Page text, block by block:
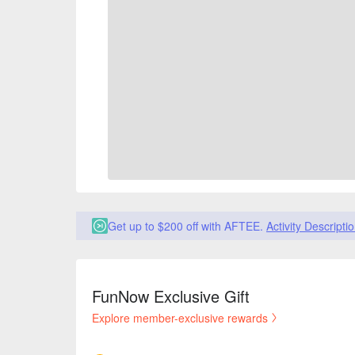
Get up to $200 off with AFTEE. Activity
FunNow Exclusive Gift
Explore member-exclusive rewards